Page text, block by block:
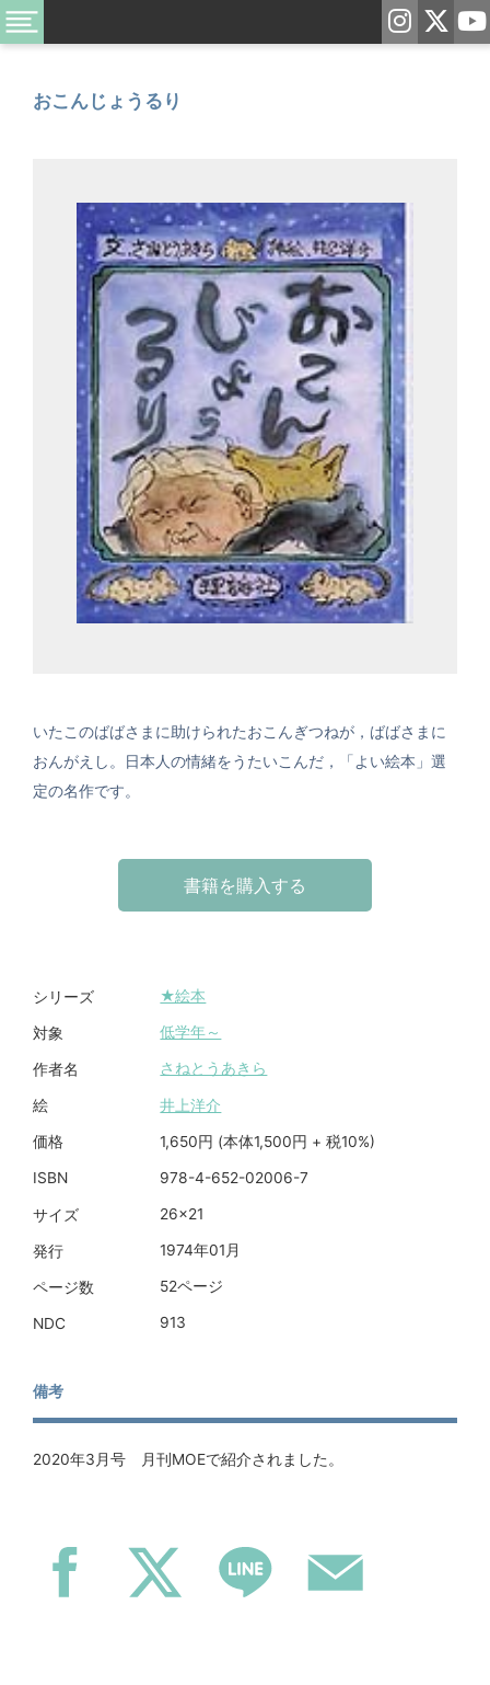
おこんじょうるり
いたこのばばさまに助けられたおこんぎつねが，ばばさまに
おんがえし。日本人の情緒をうたいこんだ，「よい絵本」選
定の名作です。
書籍を購入する
シリーズ ★絵本
対象 低学年～
作者名 さねとうあきら
絵 井上洋介
価格 1,650円 (本体1,500円 + 税10%)
ISBN 978-4-652-02006-7
サイズ 26×21
発行 1974年01月
ページ数 52ページ
NDC 913
備考
2020年3月号 月刊MOEで紹介されました。